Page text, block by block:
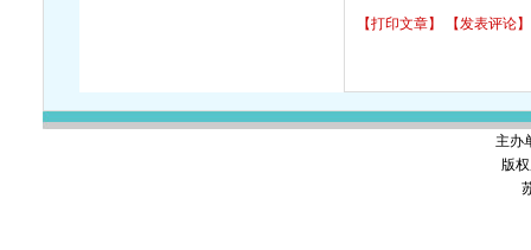
【打印文章】 【发表评论】
主办
版